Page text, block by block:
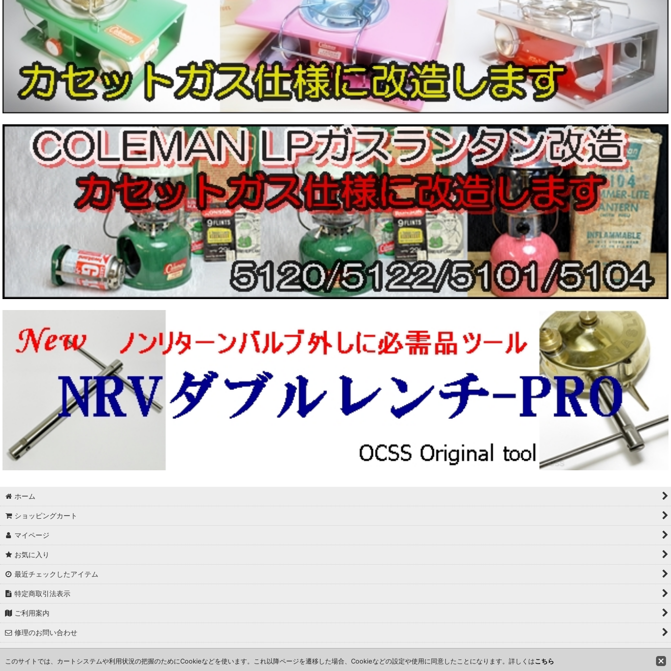
ホーム
ショッピングカート
マイページ
お気に入り
最近チェックしたアイテム
特定商取引法表示
ご利用案内
修理のお問い合わせ
COPYRIGHT (c) Old camp stove store. ALL RIGHTS RESERVED.
このサイトでは、カートシステムや利用状況の把握のためにCookieなどを使います。これ以降ページを遷移した場合、Cookieなどの設定や使用に同意したことになります。詳しくはこちら